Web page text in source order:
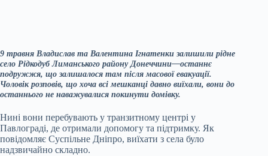
9 травня Владислав та Валентина Ігнатенки залишили рідне
село Рідкодуб Лиманського району Донеччини—останнє
подружжя, що залишалося там після масової евакуації.
Чоловік розповів, що хоча всі мешканці давно виїхали, вони до
останнього не наважувалися покинути домівку.
Нині вони перебувають у транзитному центрі у
Павлограді, де отримали допомогу та підтримку. Як
повідомляє Суспільне Дніпро, виїхати з села було
надзвичайно складно.